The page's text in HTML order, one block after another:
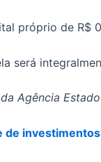
próprio de R$
será
Agência Estado
de